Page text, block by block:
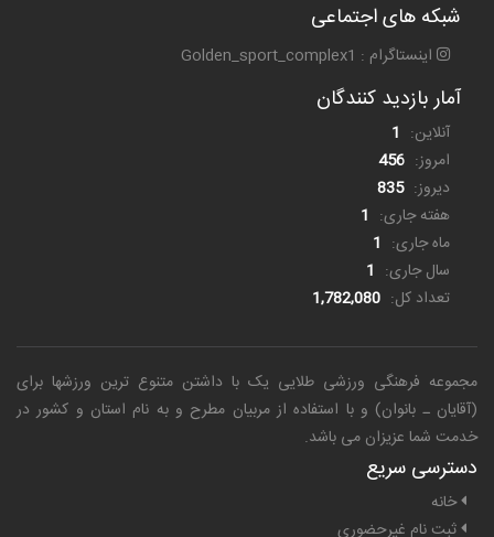
شبکه های اجتماعی
اینستاگرام : Golden_sport_complex1
آمار بازدید کنندگان
آنلاین: 1
امروز: 456
دیروز: 835
هفته جاری: 1
ماه جاری: 1
سال جاری: 1
تعداد کل: 1,782,080
مجموعه فرهنگی ورزشی طلایی یک با داشتن متنوع ترین ورزشها برای
(آقایان ـ بانوان) و با استفاده از مربیان مطرح و به نام استان و کشور در
خدمت شما عزیزان می باشد.
دسترسی سریع
خانه
ثبت نام غیرحضوری